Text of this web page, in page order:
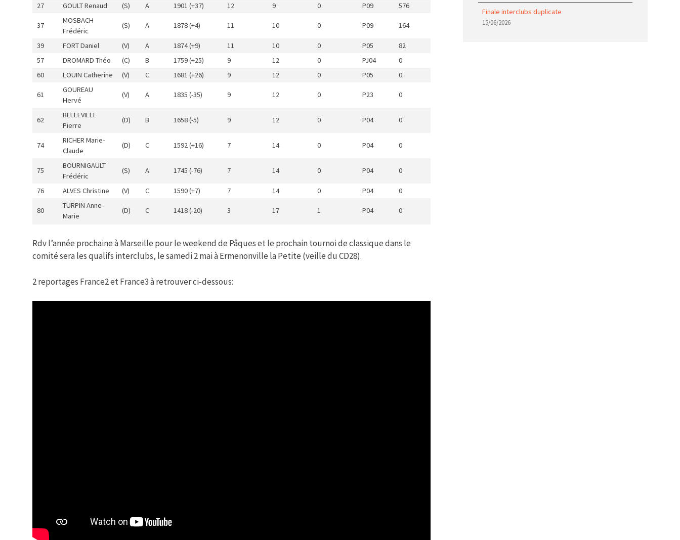
27
GOULT Renaud (S) A 1901 (+37) 12 9 0 P09 576
37
MOSBACH
Frédéric
(S) A 1878 (+4) 11 10 0 P09 164
39 FORT Daniel (V) A 1874 (+9) 11 10 0 P05
82
57
DROMARD Théo (C) B 1759 (+25) 9 12 0 PJ04
0
60
LOUIN Catherine (V) C 1681 (+26) 9 12 0 P05 0
61
GOUREAU
Hervé
(V) A 1835 (-35) 9 12 0 P23 0
62
BELLEVILLE
Pierre
(D) B 1658 (-5) 9 12 0 P04 0
74
RICHER Marie-
Claude
(D) C 1592 (+16) 7 14 0 P04 0
75
BOURNIGAULT
Frédéric
(S) A 1745 (-76) 7 14 0 P04 0
76 ALVES Christine (V) C 1590 (+7) 7 14 0 P04 0
80
TURPIN Anne-
Marie
(D) C 1418 (-20) 3 17 1 P04 0
Rdv l’année prochaine à Marseille pour le weekend de Pâques et le prochain tournoi de classique dans le
comité sera les qualifs interclubs, le samedi 2 mai à Ermenonville la Petite (veille du CD28).
2 reportages France2 et France3 à retrouver ci-dessous:
Finale interclubs duplicate
15/06/2026